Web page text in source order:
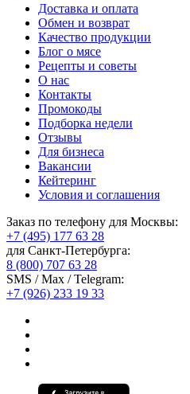
Доставка и оплата
Обмен и возврат
Качество продукции
Блог о мясе
Рецепты и советы
О нас
Контакты
Промокоды
Подборка недели
Отзывы
Для бизнеса
Вакансии
Кейтеринг
Условия и соглашения
Заказ по телефону для Москвы:
+7 (495) 177 63 28
для Санкт-Петербурга:
8 (800) 707 63 28
SMS / Max / Telegram:
+7 (926) 233 19 33